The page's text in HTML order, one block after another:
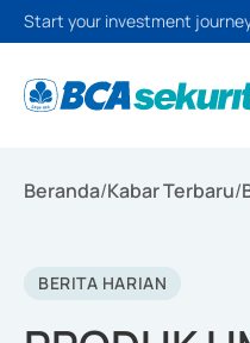
Start your investment
Beranda/Kabar Terbaru/
BERITA HARIAN